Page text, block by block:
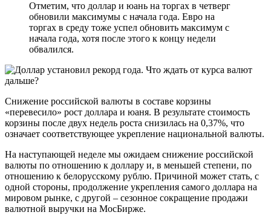
Отметим, что доллар и юань на торгах в четверг
обновили максимумы с начала года. Евро на
торгах в среду тоже успел обновить максимум с
начала года, хотя после этого к концу недели
обвалился.
Снижение российской валюты в составе корзины
«перевесило» рост доллара и юаня. В результате стоимость
корзины после двух недель роста снизилась на 0,37%, что
означает соответствующее укрепление национальной валюты.
На наступающей неделе мы ожидаем снижение российской
валюты по отношению к доллару и, в меньшей степени, по
отношению к белорусскому рублю. Причиной может стать, с
одной стороны, продолжение укрепления самого доллара на
мировом рынке, с другой – сезонное сокращение продажи
валютной выручки на МосБирже.